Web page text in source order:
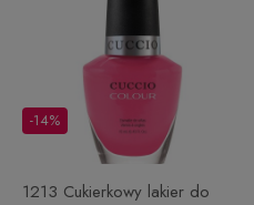
1213 Cukierkowy lakier do
-14%